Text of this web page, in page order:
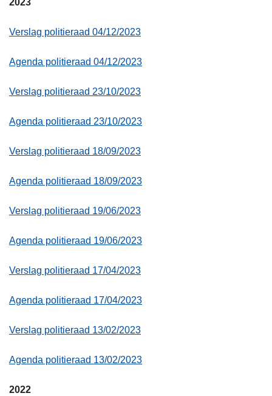
2023
Verslag politieraad 04/12/2023
Agenda politieraad 04/12/2023
Verslag politieraad 23/10/2023
Agenda politieraad 23/10/2023
Verslag politieraad 18/09/2023
Agenda politieraad 18/09/2023
Verslag politieraad 19/06/2023
Agenda politieraad 19/06/2023
Verslag politieraad 17/04/2023
Agenda politieraad 17/04/2023
Verslag politieraad 13/02/2023
Agenda politieraad 13/02/2023
2022